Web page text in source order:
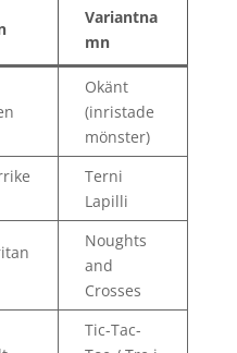
Variantna
mn
Okänt
(inristade
mönster)
Terni
Lapilli
Noughts
and
Crosses
Tic-Tac-